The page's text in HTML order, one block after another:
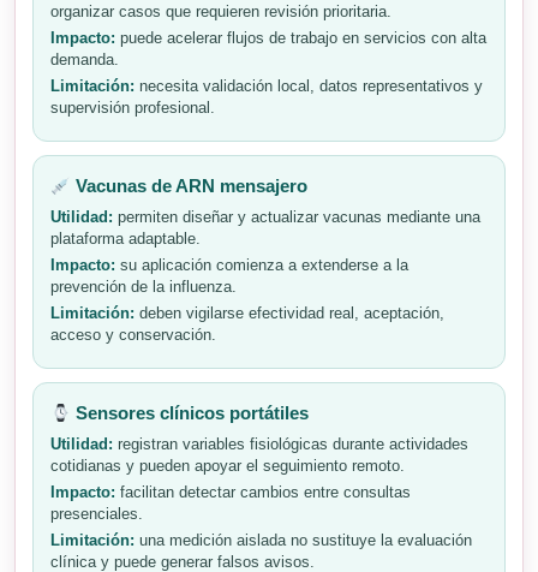
organizar casos que requieren revisión prioritaria.
Impacto: puede acelerar flujos de trabajo en servicios con alta
demanda.
Limitación: necesita validación local, datos representativos y
supervisión profesional.
Vacunas de ARN mensajero
Utilidad: permiten diseñar y actualizar vacunas mediante una
plataforma adaptable.
Impacto: su aplicación comienza a extenderse a la
prevención de la influenza.
Limitación: deben vigilarse efectividad real, aceptación,
acceso y conservación.
Sensores clínicos portátiles
Utilidad: registran variables fisiológicas durante actividades
cotidianas y pueden apoyar el seguimiento remoto.
Impacto: facilitan detectar cambios entre consultas
presenciales.
Limitación: una medición aislada no sustituye la evaluación
clínica y puede generar falsos avisos.